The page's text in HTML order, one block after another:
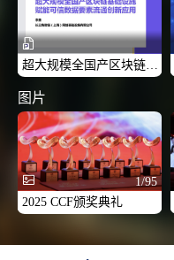
超大规模全国产区块链基础设施赋能可信数据要素流通创新应用-2026CCF中国区块链技术与应用高峰论坛
图片
1/95
2025 CCF颁奖典礼